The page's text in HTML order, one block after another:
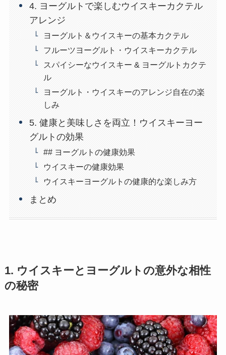
4. ヨーグルトで楽しむウイスキーカクテル
アレンジ
ヨーグルト＆ウイスキーの基本カクテル
フルーツヨーグルト・ウイスキーカクテル
スパイシーなウイスキー & ヨーグルトカクテ
ル
ヨーグルト・ウイスキーのアレンジ自在の楽
しみ
5. 健康と美味しさを両立！ウイスキーヨー
グルトの効果
## ヨーグルトの健康効果
ウイスキーの健康効果
ウイスキーヨーグルトの健康的な楽しみ方
まとめ
1. ウイスキーとヨーグルトの意外な相性
の秘密